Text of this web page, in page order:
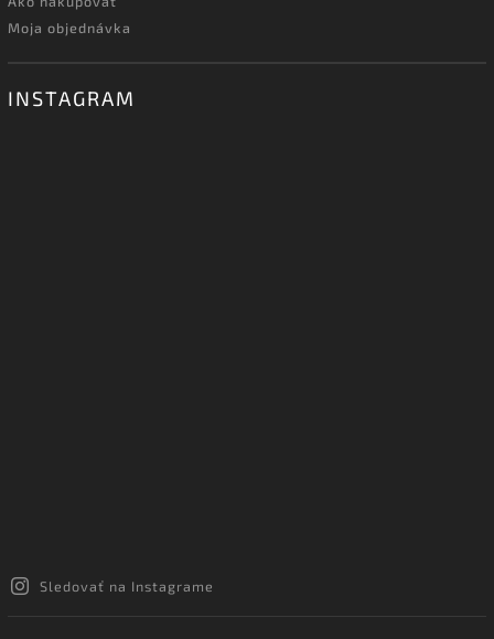
Moja objednávka
INSTAGRAM
Sledovať na Instagrame